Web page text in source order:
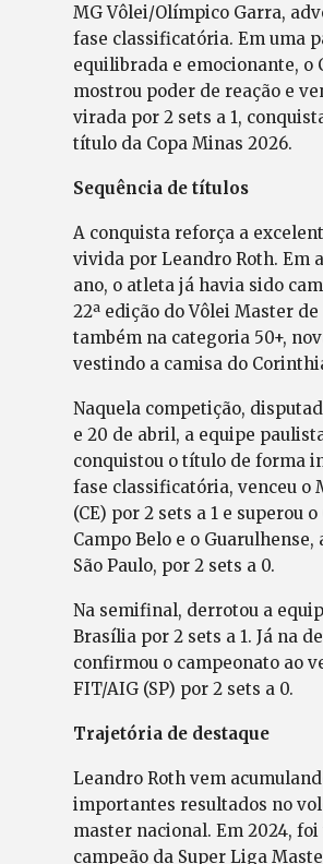
MG Vôlei/Olímpico Garra,
fase classificatória. Em uma
equilibrada e emocionante, o
mostrou poder de reação e
virada por 2 sets a 1,
título da Copa Minas 2026.
Sequência de títulos
A conquista reforça a
vivida por Leandro Roth. Em
ano, o atleta já havia sido
22ª edição do Vôlei Master de
também na categoria 50+,
vestindo a camisa do
Naquela competição,
e 20 de abril, a equipe
conquistou o título de forma
fase classificatória, venceu o
(CE) por 2 sets a 1 e superou o
Campo Belo e o Guarulhense,
São Paulo, por 2 sets a 0.
Na semifinal, derrotou a
Brasília por 2 sets a 1. Já na
confirmou o campeonato ao
FIT/AIG (SP) por 2 sets a 0.
Trajetória de destaque
Leandro Roth vem
importantes resultados no
master nacional. Em 2024,
campeão da Super Liga